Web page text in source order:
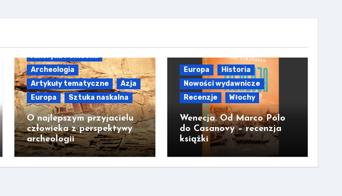
Ameryka Północna
Archeologia
Artykuły tematyczne
Azja
Europa
Sztuka naskalna
O najlepszym przyjacielu
człowieka z perspektywy
archeologii
Europa
Historia
Nowości wydawnicze
Recenzje
Włochy
Wenecja. Od Marco Polo
do Casanovy – recenzja
książki